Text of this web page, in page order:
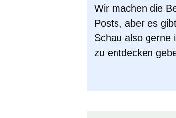
Wir machen die
Posts, aber es
Schau also gerne
zu entdecken